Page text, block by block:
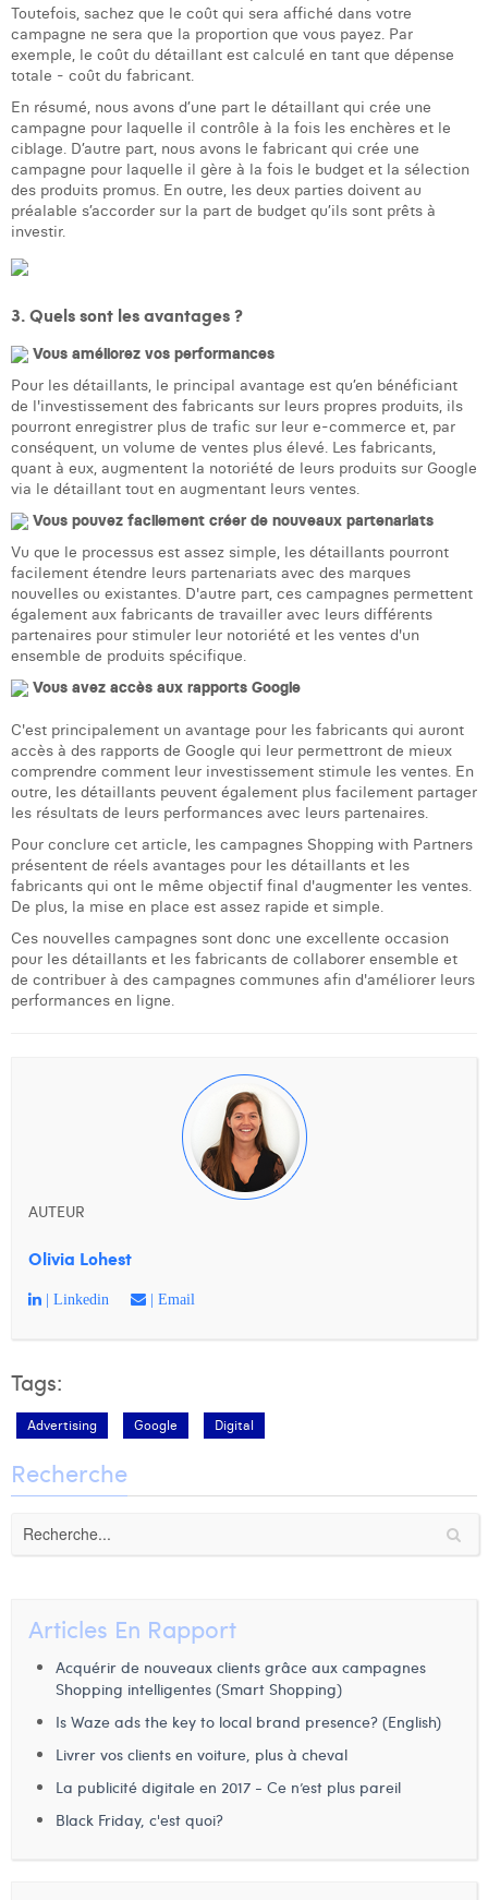
Toutefois, sachez que le coût qui sera affiché dans votre
campagne ne sera que la proportion que vous payez. Par
exemple, le coût du détaillant est calculé en tant que dépense
totale - coût du fabricant.
En résumé, nous avons d’une part le détaillant qui crée une
campagne pour laquelle il contrôle à la fois les enchères et le
ciblage. D’autre part, nous avons le fabricant qui crée une
campagne pour laquelle il gère à la fois le budget et la sélection
des produits promus. En outre, les deux parties doivent au
préalable s’accorder sur la part de budget qu’ils sont prêts à
investir.
3. Quels sont les avantages ?
Vous améliorez vos performances
Pour les détaillants, le principal avantage est qu’en bénéficiant
de l'investissement des fabricants sur leurs propres produits, ils
pourront enregistrer plus de trafic sur leur e-commerce et, par
conséquent, un volume de ventes plus élevé. Les fabricants,
quant à eux, augmentent la notoriété de leurs produits sur Google
via le détaillant tout en augmentant leurs ventes.
Vous pouvez facilement créer de nouveaux partenariats
Vu que le processus est assez simple, les détaillants pourront
facilement étendre leurs partenariats avec des marques
nouvelles ou existantes. D'autre part, ces campagnes permettent
également aux fabricants de travailler avec leurs différents
partenaires pour stimuler leur notoriété et les ventes d'un
ensemble de produits spécifique.
Vous avez accès aux rapports Google
C'est principalement un avantage pour les fabricants qui auront
accès à des rapports de Google qui leur permettront de mieux
comprendre comment leur investissement stimule les ventes. En
outre, les détaillants peuvent également plus facilement partager
les résultats de leurs performances avec leurs partenaires.
Pour conclure cet article, les campagnes Shopping with Partners
présentent de réels avantages pour les détaillants et les
fabricants qui ont le même objectif final d'augmenter les ventes.
De plus, la mise en place est assez rapide et simple.
Ces nouvelles campagnes sont donc une excellente occasion
pour les détaillants et les fabricants de collaborer ensemble et
de contribuer à des campagnes communes afin d'améliorer leurs
performances en ligne.
AUTEUR
Olivia Lohest
| Linkedin | Email
Tags:
Advertising Google Digital
Recherche
Articles En Rapport
Acquérir de nouveaux clients grâce aux campagnes
Shopping intelligentes (Smart Shopping)
Is Waze ads the key to local brand presence? (English)
Livrer vos clients en voiture, plus à cheval
La publicité digitale en 2017 - Ce n’est plus pareil
Black Friday, c'est quoi?